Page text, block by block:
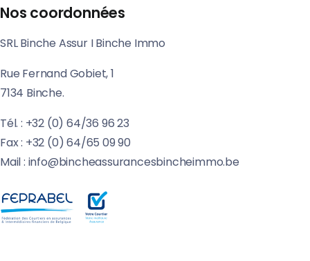
Nos coordonnées
SRL Binche Assur I Binche Immo
Rue Fernand Gobiet, 1
7134 Binche.
Tél. : +32 (0) 64/36 96 23
Fax : +32 (0) 64/65 09 90
Mail : info@bincheassurancesbincheimmo.be